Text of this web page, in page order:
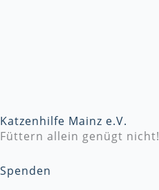
Katzenhilfe Mainz e.V.
Füttern allein genügt nicht!
Spenden